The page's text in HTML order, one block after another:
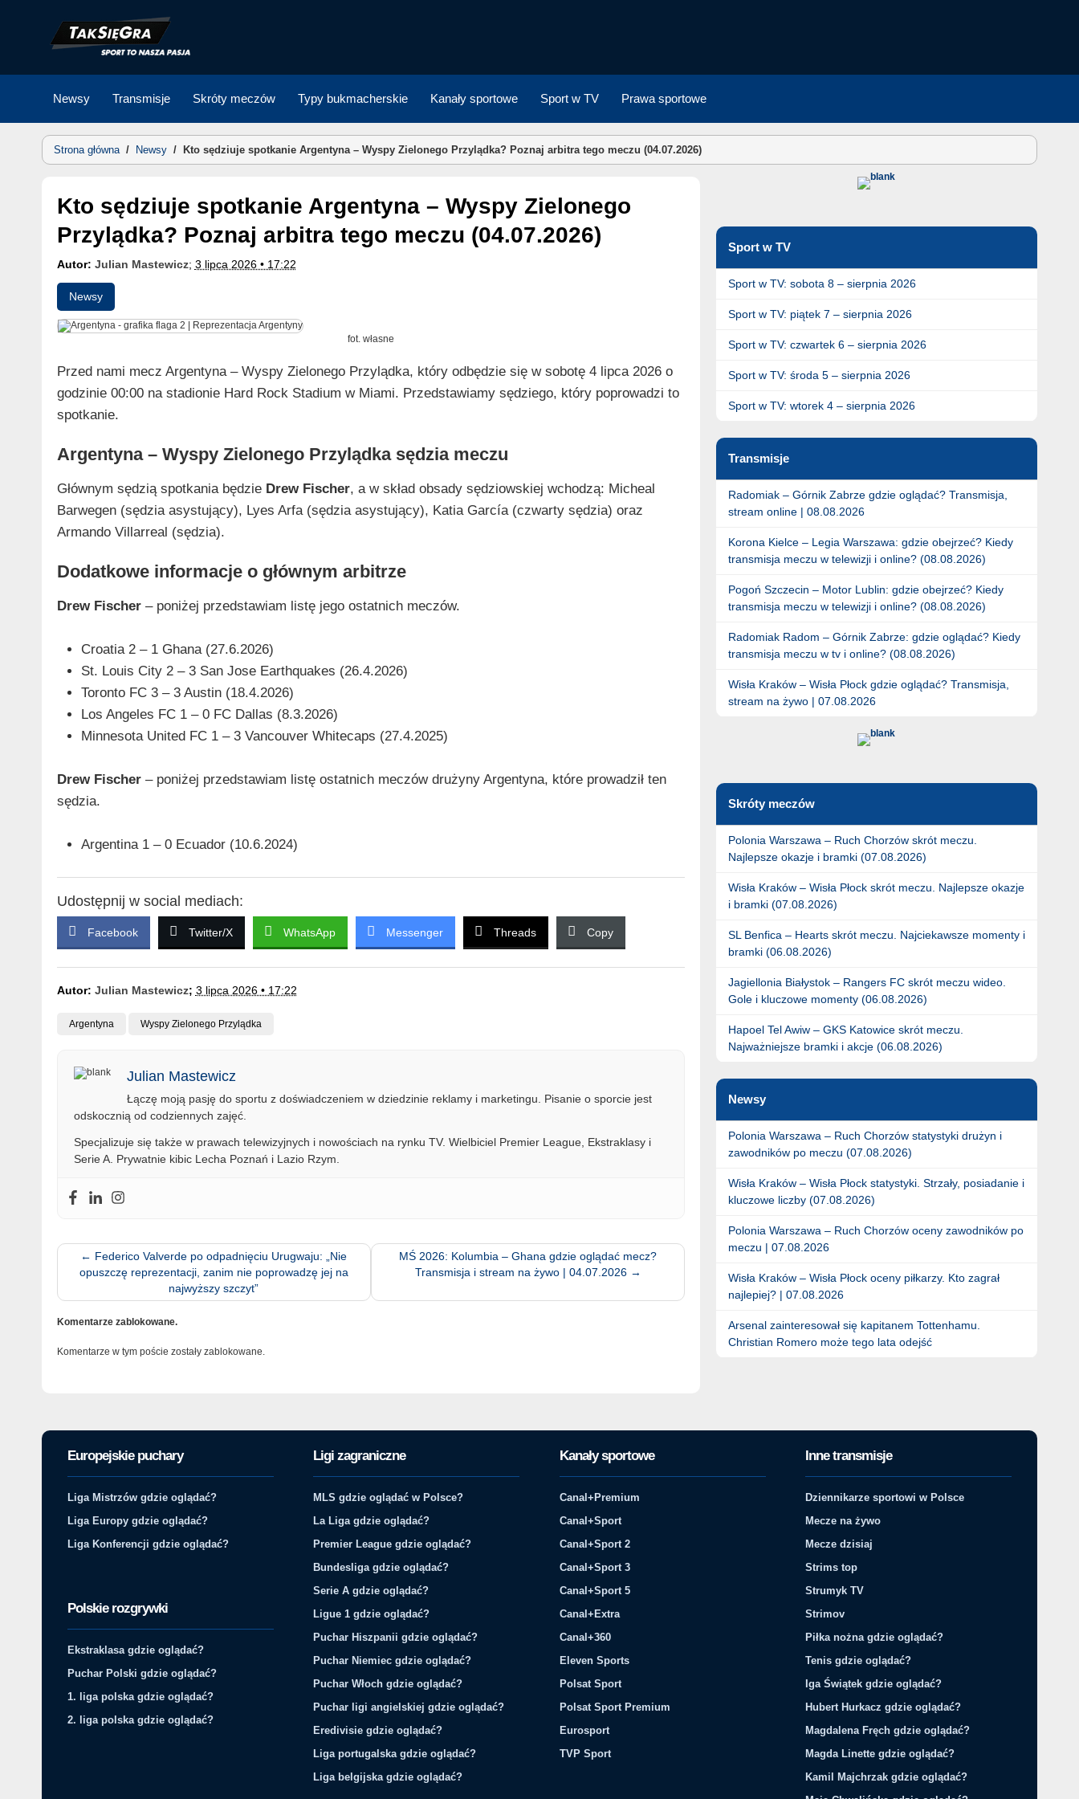
Newsy Transmisje Skróty meczów Typy bukmacherskie Kanały sportowe Sport w TV Prawa sportowe
Strona główna/ Newsy / Kto sędziuje spotkanie Argentyna – Wyspy Zielonego Przylądka? Poznaj arbitra tego meczu (04.07.2026)
Kto sędziuje spotkanie Argentyna – Wyspy Zielonego
Przylądka? Poznaj arbitra tego meczu (04.07.2026)
Autor: Julian Mastewicz; 3 lipca 2026 • 17:22
Newsy
fot. własne
Przed nami mecz Argentyna – Wyspy Zielonego Przylądka, który odbędzie się w sobotę 4 lipca 2026 o
godzinie 00:00 na stadionie Hard Rock Stadium w Miami. Przedstawiamy sędziego, który poprowadzi to
spotkanie.
Argentyna – Wyspy Zielonego Przylądka sędzia meczu
Głównym sędzią spotkania będzie Drew Fischer, a w skład obsady sędziowskiej wchodzą: Micheal
Barwegen (sędzia asystujący), Lyes Arfa (sędzia asystujący), Katia García (czwarty sędzia) oraz
Armando Villarreal (sędzia).
Dodatkowe informacje o głównym arbitrze
Drew Fischer– poniżej przedstawiam listę jego ostatnich meczów.
Croatia 2 – 1 Ghana (27.6.2026)
St. Louis City 2 – 3 San Jose Earthquakes (26.4.2026)
Toronto FC 3 – 3 Austin (18.4.2026)
Los Angeles FC 1 – 0 FC Dallas (8.3.2026)
Minnesota United FC 1 – 3 Vancouver Whitecaps (27.4.2025)
Drew Fischer– poniżej przedstawiam listę ostatnich meczów drużyny Argentyna, które prowadził ten
sędzia.
Argentina 1 – 0 Ecuador (10.6.2024)
Udostępnij w social mediach:
Facebook Twitter/X WhatsApp Messenger Threads Copy
Autor: Julian Mastewicz; 3 lipca 2026 • 17:22
Argentyna Wyspy Zielonego Przylądka
Julian Mastewicz
Łączę moją pasję do sportu z doświadczeniem w dziedzinie reklamy i marketingu. Pisanie o sporcie jest
odskocznią od codziennych zajęć.
Specjalizuje się także w prawach telewizyjnych i nowościach na rynku TV. Wielbiciel Premier League, Ekstraklasy i
Serie A. Prywatnie kibic Lecha Poznań i Lazio Rzym.
← Federico Valverde po odpadnięciu Urugwaju: „Nie
opuszczę reprezentacji, zanim nie poprowadzę jej na
najwyższy szczyt”
MŚ 2026: Kolumbia – Ghana gdzie oglądać mecz?
Transmisja i stream na żywo | 04.07.2026 →
Komentarze zablokowane.
Komentarze w tym poście zostały zablokowane.
Sport w TV
Sport w TV: sobota 8 – sierpnia 2026
Sport w TV: piątek 7 – sierpnia 2026
Sport w TV: czwartek 6 – sierpnia 2026
Sport w TV: środa 5 – sierpnia 2026
Sport w TV: wtorek 4 – sierpnia 2026
Transmisje
Radomiak – Górnik Zabrze gdzie oglądać? Transmisja,
stream online | 08.08.2026
Korona Kielce – Legia Warszawa: gdzie obejrzeć? Kiedy
transmisja meczu w telewizji i online? (08.08.2026)
Pogoń Szczecin – Motor Lublin: gdzie obejrzeć? Kiedy
transmisja meczu w telewizji i online? (08.08.2026)
Radomiak Radom – Górnik Zabrze: gdzie oglądać? Kiedy
transmisja meczu w tv i online? (08.08.2026)
Wisła Kraków – Wisła Płock gdzie oglądać? Transmisja,
stream na żywo | 07.08.2026
Skróty meczów
Polonia Warszawa – Ruch Chorzów skrót meczu.
Najlepsze okazje i bramki (07.08.2026)
Wisła Kraków – Wisła Płock skrót meczu. Najlepsze okazje
i bramki (07.08.2026)
SL Benfica – Hearts skrót meczu. Najciekawsze momenty i
bramki (06.08.2026)
Jagiellonia Białystok – Rangers FC skrót meczu wideo.
Gole i kluczowe momenty (06.08.2026)
Hapoel Tel Awiw – GKS Katowice skrót meczu.
Najważniejsze bramki i akcje (06.08.2026)
Newsy
Polonia Warszawa – Ruch Chorzów statystyki drużyn i
zawodników po meczu (07.08.2026)
Wisła Kraków – Wisła Płock statystyki. Strzały, posiadanie i
kluczowe liczby (07.08.2026)
Polonia Warszawa – Ruch Chorzów oceny zawodników po
meczu | 07.08.2026
Wisła Kraków – Wisła Płock oceny piłkarzy. Kto zagrał
najlepiej? | 07.08.2026
Arsenal zainteresował się kapitanem Tottenhamu.
Christian Romero może tego lata odejść
Europejskie puchary
Liga Mistrzów gdzie oglądać?
Liga Europy gdzie oglądać?
Liga Konferencji gdzie oglądać?
Polskie rozgrywki
Ekstraklasa gdzie oglądać?
Puchar Polski gdzie oglądać?
1. liga polska gdzie oglądać?
2. liga polska gdzie oglądać?
Ligi zagraniczne
MLS gdzie oglądać w Polsce?
La Liga gdzie oglądać?
Premier League gdzie oglądać?
Bundesliga gdzie oglądać?
Serie A gdzie oglądać?
Ligue 1 gdzie oglądać?
Puchar Hiszpanii gdzie oglądać?
Puchar Niemiec gdzie oglądać?
Puchar Włoch gdzie oglądać?
Puchar ligi angielskiej gdzie oglądać?
Eredivisie gdzie oglądać?
Liga portugalska gdzie oglądać?
Liga belgijska gdzie oglądać?
Kanały sportowe
Canal+Premium
Canal+Sport
Canal+Sport 2
Canal+Sport 3
Canal+Sport 5
Canal+Extra
Canal+360
Eleven Sports
Polsat Sport
Polsat Sport Premium
Eurosport
TVP Sport
Inne transmisje
Dziennikarze sportowi w Polsce
Mecze na żywo
Mecze dzisiaj
Strims top
Strumyk TV
Strimov
Piłka nożna gdzie oglądać?
Tenis gdzie oglądać?
Iga Świątek gdzie oglądać?
Hubert Hurkacz gdzie oglądać?
Magdalena Fręch gdzie oglądać?
Magda Linette gdzie oglądać?
Kamil Majchrzak gdzie oglądać?